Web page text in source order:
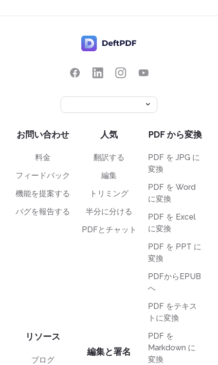
お問い合わせ
料金
フィードバック
機能を提案する
バグを報告する
リソース
ブログ
人気
翻訳する
編集
トリミング
半分に分ける
PDFとチャット
編集と署名
PDF から変換
PDF を JPG に
変換
PDF を Word
に変換
PDF を Excel
に変換
PDF を PPT に
変換
PDFからEPUB
へ
PDF をテキス
トに変換
PDF を
Markdown に
変換